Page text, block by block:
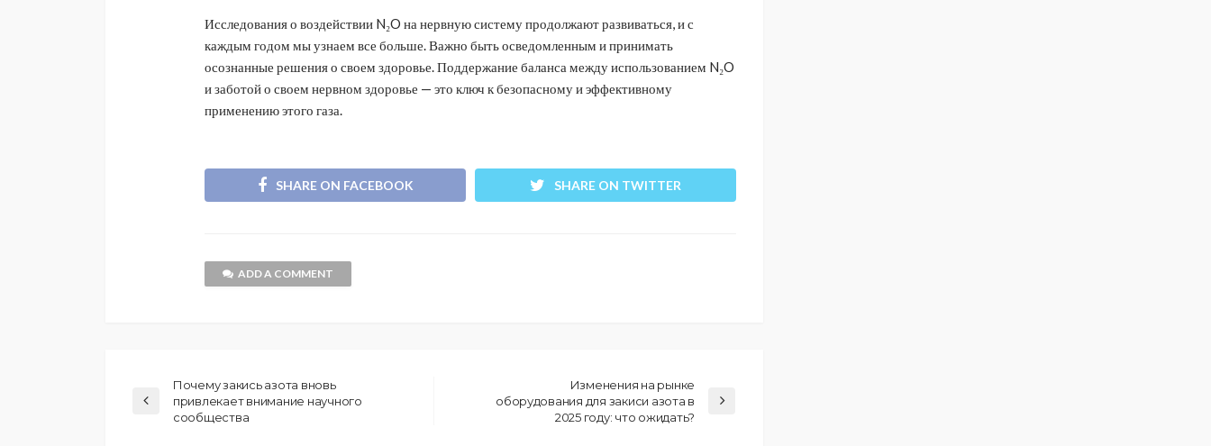
Исследования о воздействии N₂O на нервную систему продолжают развиваться, и с
каждым годом мы узнаем все больше. Важно быть осведомленным и принимать
осознанные решения о своем здоровье. Поддержание баланса между использованием N₂O
и заботой о своем нервном здоровье — это ключ к безопасному и эффективному
применению этого газа.
SHARE ON FACEBOOK SHARE ON TWITTER
ADD A COMMENT
Почему закись азота вновь
привлекает внимание научного
сообщества
Изменения на рынке
оборудования для закиси азота в
2025 году: что ожидать?